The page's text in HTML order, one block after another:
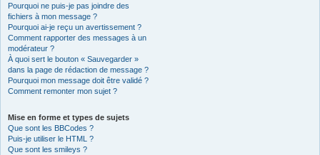
Pourquoi ne puis-je pas joindre des
fichiers à mon message ?
Pourquoi ai-je reçu un avertissement ?
Comment rapporter des messages à un
modérateur ?
À quoi sert le bouton « Sauvegarder »
dans la page de rédaction de message ?
Pourquoi mon message doit être validé ?
Comment remonter mon sujet ?
Mise en forme et types de sujets
Que sont les BBCodes ?
Puis-je utiliser le HTML ?
Que sont les smileys ?